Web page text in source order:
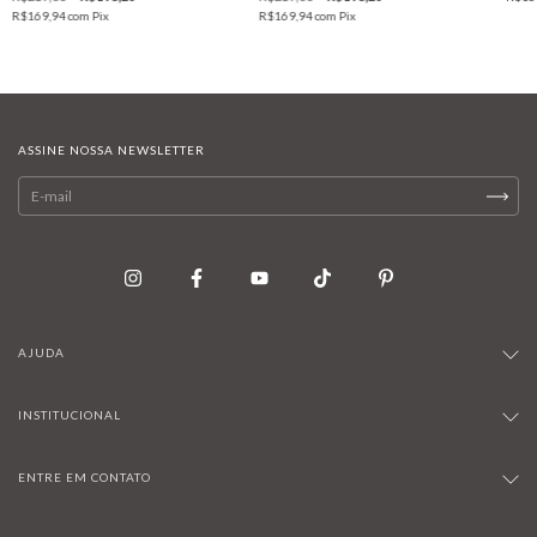
R$169,94com Pix R$169,94com Pix
ASSINE NOSSA NEWSLETTER
AJUDA
INSTITUCIONAL
ENTRE EM CONTATO